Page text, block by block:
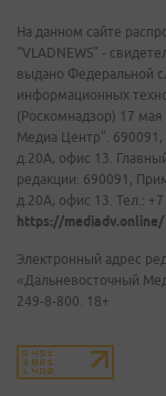
На данном сайте
"VLADNEWS" -
выдано Федеральной
информационных
(Роскомнадзор) 17
Медиа Центр". 690091,
д.20А, офис 13.
редакции: 690091,
д.20А, офис 13. Тел.:
https://mediadv.online/
Электронный адрес
«Дальневосточный
249-8-800. 18+